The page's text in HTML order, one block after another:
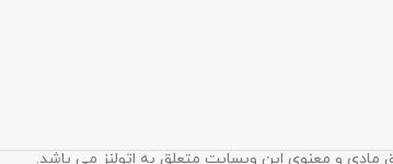
مادی و معنوی این وبسایت متعلق به اتولنز می باشد.